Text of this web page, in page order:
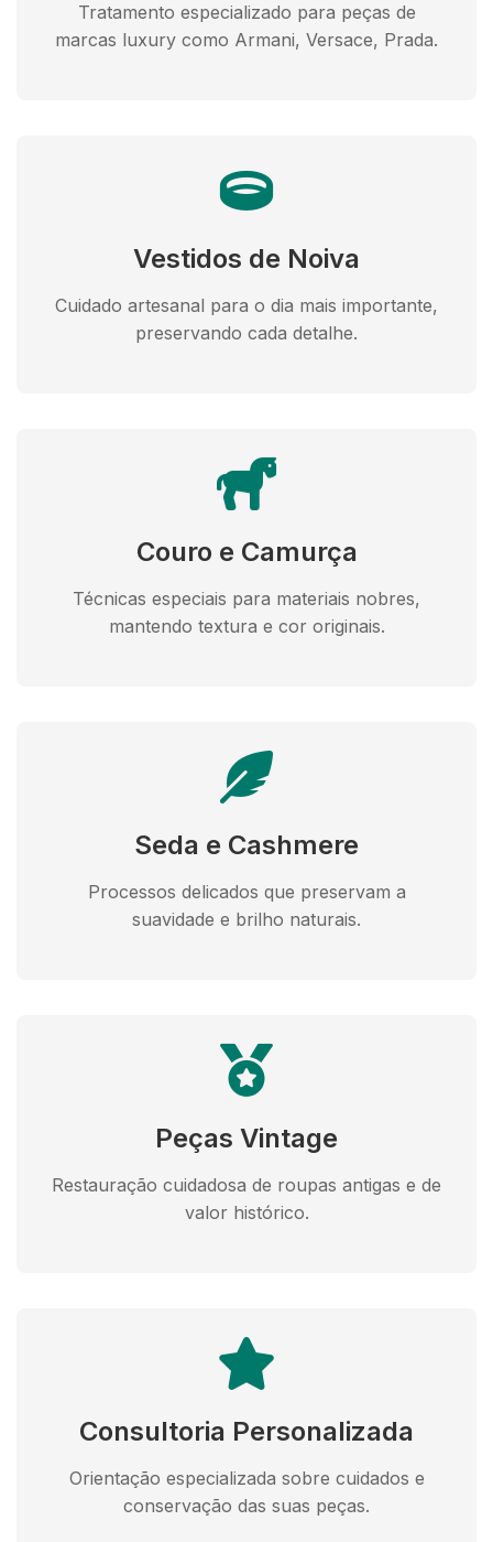
Tratamento especializado para peças de
marcas luxury como Armani, Versace, Prada.
Vestidos de Noiva
Cuidado artesanal para o dia mais importante,
preservando cada detalhe.
Couro e Camurça
Técnicas especiais para materiais nobres,
mantendo textura e cor originais.
Seda e Cashmere
Processos delicados que preservam a
suavidade e brilho naturais.
Peças Vintage
Restauração cuidadosa de roupas antigas e de
valor histórico.
Consultoria Personalizada
Orientação especializada sobre cuidados e
conservação das suas peças.